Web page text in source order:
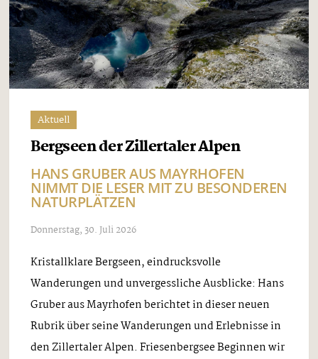
Aktuell
Bergseen der Zillertaler Alpen
HANS GRUBER AUS MAYRHOFEN
NIMMT DIE LESER MIT ZU BESONDEREN
NATURPLÄTZEN
Donnerstag, 30. Juli 2026
Kristallklare Bergseen, eindrucksvolle
Wanderungen und unvergessliche Ausblicke: Hans
Gruber aus Mayrhofen berichtet in dieser neuen
Rubrik über seine Wanderungen und Erlebnisse in
den Zillertaler Alpen. Friesenbergsee Beginnen wir